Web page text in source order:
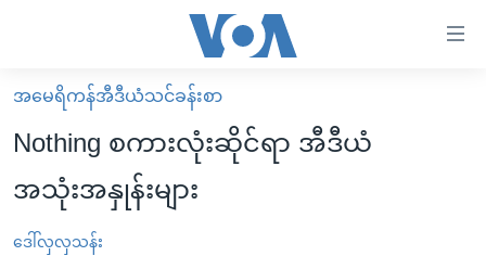
လွယ်ကူ
စေ
မူလစာမျက်နှာ
မြန်မာ
ကမ္ဘာ့သတင်းများ
နိုင်ငံတကာ
ဗွီဒီယို
အမေရိကန်အီဒီယံသင်ခန်းစာ
Nothing စကားလုံးဆိုင်ရာ အီဒီယံ
အသုံးအနှုန်းများ
ဒေါ်လှလှသန်း